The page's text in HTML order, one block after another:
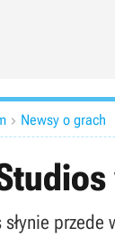
 Newsy o grach
słynie